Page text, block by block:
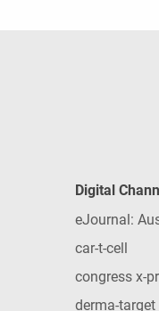
Digital
eJournal:
car-t-cell
congress x-
derma-target